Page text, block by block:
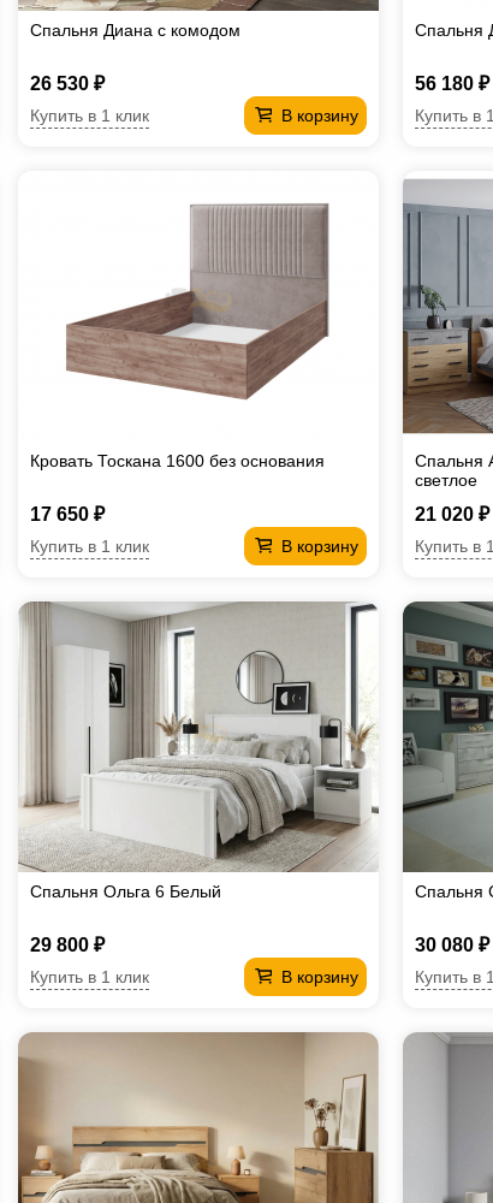
Спальня Диана с комодом
26 530 ₽
В корзину
Купить в 1 клик
Спальня
56 180 ₽
Купить в
Кровать Тоскана 1600 без основания
17 650 ₽
В корзину
Купить в 1 клик
Спальня
светлое
21 020 ₽
Купить в
Спальня Ольга 6 Белый
29 800 ₽
В корзину
Купить в 1 клик
Спальня
30 080 ₽
Купить в